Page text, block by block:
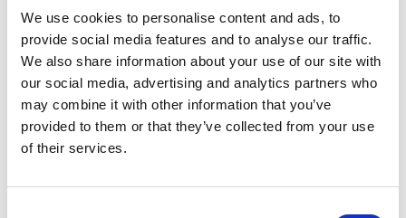
We use cookies to personalise content and ads, to
provide social media features and to analyse our traffic.
We also share information about your use of our site with
our social media, advertising and analytics partners who
may combine it with other information that you’ve
provided to them or that they’ve collected from your use
of their services.
18 20
24 25 26 27 28 29 30
31